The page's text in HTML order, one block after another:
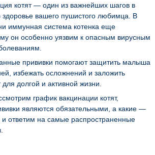
котят — один из важнейших шагов в
здоровье вашего пушистого любимца. В
иммунная система котенка еще
он особенно уязвим к опасным вирусным
прививки помогают защитить малыша
избежать осложнений и заложить
долгой и активной жизни.
график вакцинации котят,
являются обязательными, а какие —
ответим на самые распространенные